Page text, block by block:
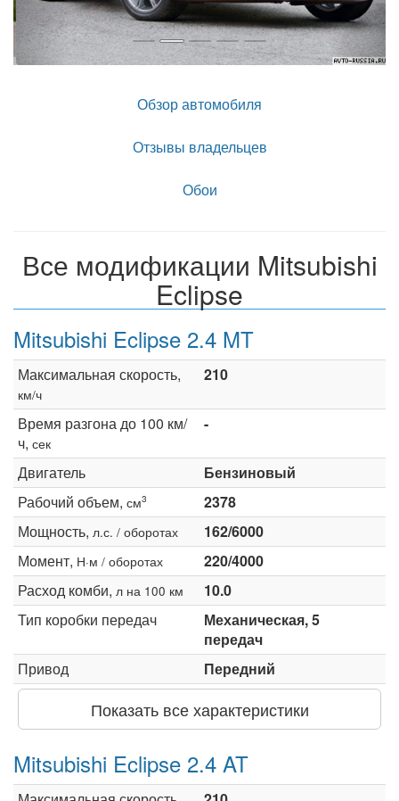
Обзор автомобиля
Отзывы владельцев
Обои
Все модификации Mitsubishi
Eclipse
Mitsubishi Eclipse 2.4 MT
Максимальная скорость,
км/ч
210
Время разгона до 100 км/
ч, сек
-
Двигатель
Бензиновый
Рабочий объем, см3
2378
Мощность, л.с. / оборотах
162/6000
Момент, Н·м / оборотах
220/4000
Расход комби, л на 100 км
10.0
Тип коробки передач
Механическая, 5
передач
Привод
Передний
Показать все характеристики
Mitsubishi Eclipse 2.4 AT